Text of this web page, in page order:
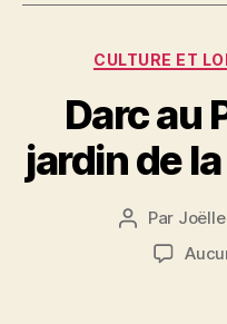
CULTURE ET
Darc au
jardin de
Auteur
l’article
Par Joëlle